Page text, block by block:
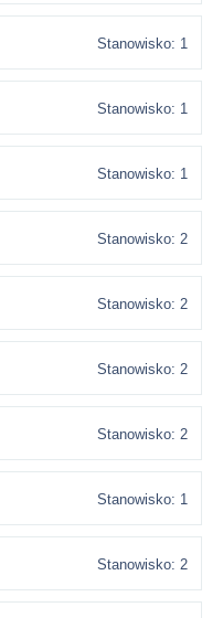
Stanowisko: 1
Stanowisko: 1
Stanowisko: 1
Stanowisko: 2
Stanowisko: 2
Stanowisko: 2
Stanowisko: 2
Stanowisko: 1
Stanowisko: 2